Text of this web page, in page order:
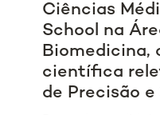
Ciências
School na
Biomedicina,
científica
de Precisão